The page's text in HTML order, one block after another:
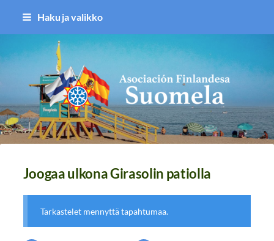
Siirry
sivun
sisältöön
Haku ja valikko
Asociación Finlandesa Suomela
Joogaa ulkona Girasolin patiolla
Tarkastelet mennyttä tapahtumaa.